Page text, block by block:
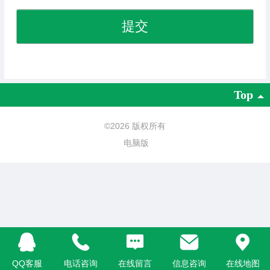
Top
©2026 版权所有
电脑版
QQ客服 电话咨询 在线留言 信息咨询 在线地图